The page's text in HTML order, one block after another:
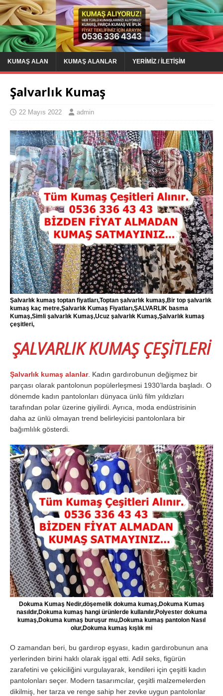
KUMAŞ ALAN KUMAŞ ALANLAR YERIMIZ / İLETIŞIM
Şalvarlık Kumaş
22 Mayıs 2022 admin
Şalvarlık kumaş toptan fiyatları,Toptan şalvarlık kumaş,Bir top şalvarlık
kumaş kaç metre,Şalvarlık Kumaş Fiyatları,ŞALVARLIK basma
Kumaş,Simli şalvarlık Kumaş,Ucuz şalvarlık Kumaş,Şalvarlık kumaş
çeşitleri,
ŞALVARLIK KUMAŞ ÇEŞİTLERİ
Şalvarlık kumaş alanlar. Kadın gardırobunun değişmez bir
parçası olarak pantolonun popülerleşmesi 1930’larda başladı. O
dönemde kadın pantolonları dünyaca ünlü film yıldızları
tarafından polar üzerine giyilirdi. Ayrıca, moda endüstrisinin
daha az ünlü olmayan trend belirleyicisi pantolonlara bir
bağımlılık gösterdi.
Dokuma Kumaş Nedir,döşemelik dokuma kumaş,Dokuma Kumaş
nasıldır,Dokuma kumaş hangi ürünlerde kullanılır,Polyester dokuma
kumaş,Dokuma kumaş buruşur mu,Dokuma kumaş pantolon Nasıl
olur,Dokuma kumaş kışlık mi
O zamandan beri, bu gardırop eşyası, kadın gardırobunun ana
yerlerinden birini haklı olarak işgal etti. Adil seks, figürün
zarafetini ve çekiciliğini vurgulayarak, kendileri için çeşitli kadın
pantolonları seçer. Modern tasarımcılar, çeşitli malzemelerden
dikilmiş, her tarza ve renge sahip her zevke uygun pantolonlar